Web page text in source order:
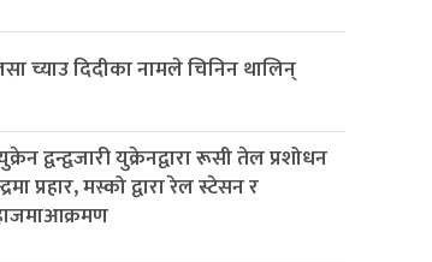
च्याउ दिदीका नामले चिनिन थालिन्
द्वन्द्वजारी युक्रेनद्वारा रूसी तेल प्रशोधन
प्रहार, मस्को द्वारा रेल स्टेसन र